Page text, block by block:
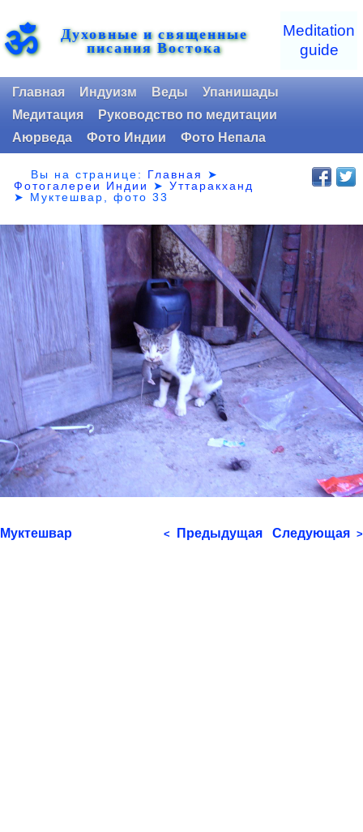
ॐ Духовные и священные
писания Востока
Meditation
guide
Главная Индуизм Веды
Упанишады
Медитация
Руководство по медитации
Аюрведа
Фото Индии Фото Непала
Вы на странице: Главная
➤
Фотогалереи Индии
➤Уттаракханд
➤ Муктешвар, фото 33
Муктешвар < Предыдущая Следующая >